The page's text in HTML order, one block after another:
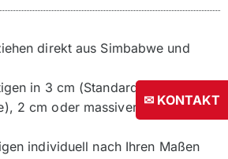
direkt aus Simbabwe und
in 3 cm (Standard für
2 cm oder massiver Optik auf
individuell nach Ihren Maßen
✉ KONTAKT